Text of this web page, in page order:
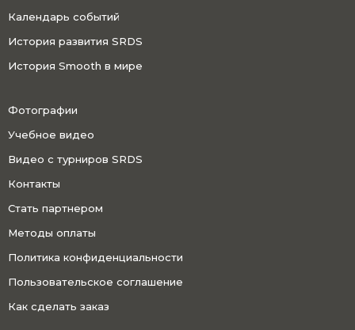
Календарь событий
История развития SRDS
История Smooth в мире
Фотографии
Учебное видео
Видео с турниров SRDS
Контакты
Стать партнером
Методы оплаты
Политика конфиденциальности
Пользовательское соглашение
Как сделать заказ